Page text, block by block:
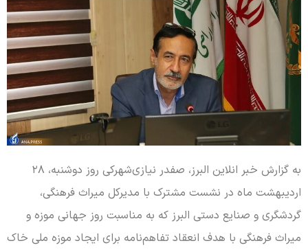
به گزارش خبر انلاین البرز، صفدر نیازی‌شهرکی روز دوشنبه، ۲۸
اردیبهشت ماه در نشست مشترک با مدیرکل میراث فرهنگی،
گردشگری و صنایع دستی البرز که به مناسبت روز جهانی موزه و
میراث فرهنگی با هدف انعقاد تفاهم‌نامه برای ایجاد موزه ملی خاک